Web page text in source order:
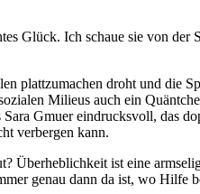
Glück. Ich schaue sie von der
plattzumachen droht und die
Milieus auch ein
Gmuer eindrucksvoll, das
verbergen kann.
Überheblichkeit ist eine
genau dann da ist, wo Hilfe